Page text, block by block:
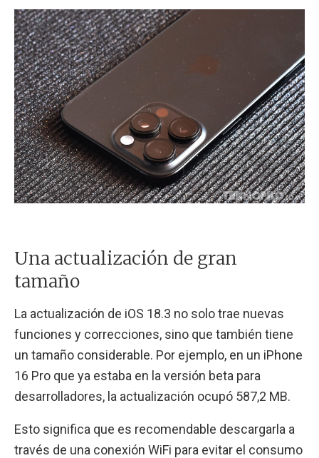
Una actualización de gran
tamaño
La actualización de iOS 18.3 no solo trae nuevas
funciones y correcciones, sino que también tiene
un tamaño considerable. Por ejemplo, en un iPhone
16 Pro que ya estaba en la versión beta para
desarrolladores, la actualización ocupó 587,2 MB.
Esto significa que es recomendable descargarla a
través de una conexión WiFi para evitar el consumo